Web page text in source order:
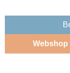
Webshop